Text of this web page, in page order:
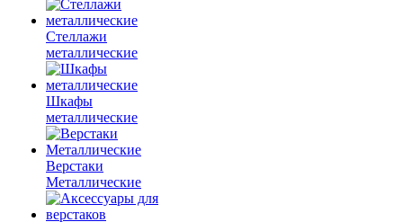
Стеллажи
металлические
Шкафы
металлические
Верстаки
Металлические